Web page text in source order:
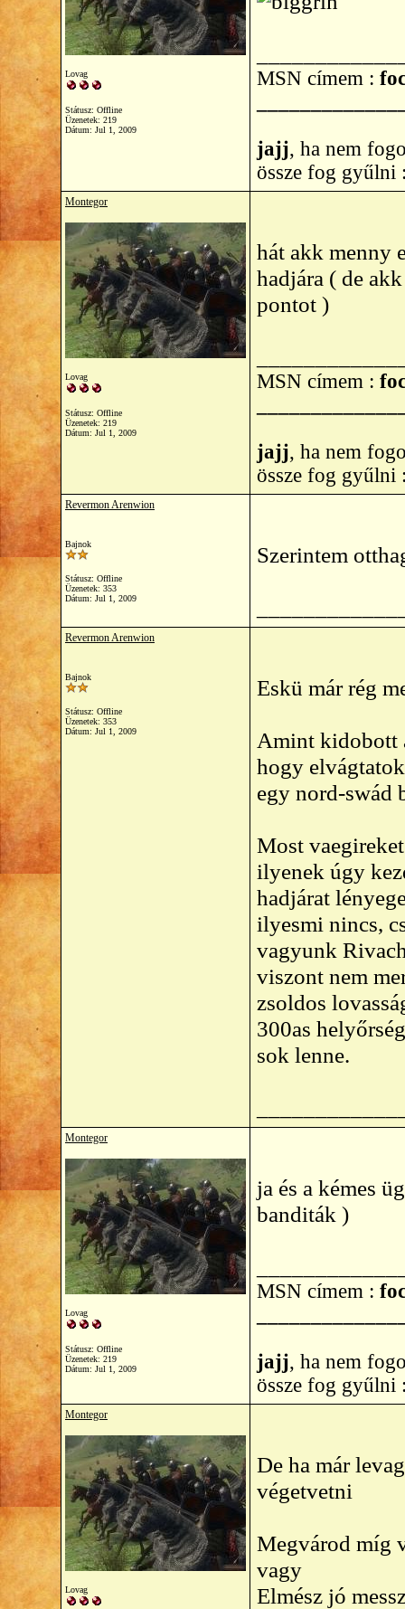
Lovag
Státusz: Offline
Üzenetek: 219
Dátum: Jul 1, 2009
MSN címem :
jajj, ha nem
össze fog gyűlni
Montegor
Lovag
Státusz: Offline
Üzenetek: 219
Dátum: Jul 1, 2009
hát akk menny
hadjára ( de
pontot )
MSN címem :
jajj, ha nem
össze fog gyűlni
Revermon Arenwion
Bajnok
Státusz: Offline
Üzenetek: 353
Dátum: Jul 1, 2009
Szerintem
Revermon Arenwion
Bajnok
Státusz: Offline
Üzenetek: 353
Dátum: Jul 1, 2009
Eskü már rég
Amint kidobott
hogy
egy nord-swád
Most
ilyenek úgy
hadjárat
ilyesmi nincs,
vagyunk
viszont nem
zsoldos
300as
sok lenne.
Montegor
Lovag
Státusz: Offline
Üzenetek: 219
Dátum: Jul 1, 2009
ja és a kémes
banditák )
MSN címem :
jajj, ha nem
össze fog gyűlni
Montegor
Lovag
De ha már
végetvetni
Megvárod míg
vagy
Elmész jó